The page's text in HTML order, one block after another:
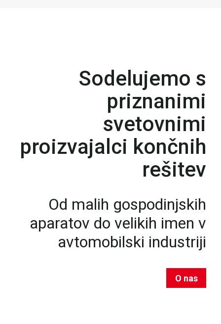
Sodelujemo s
priznanimi
svetovnimi
proizvajalci končnih
rešitev
Od malih gospodinjskih
aparatov do velikih imen v
avtomobilski industriji
O nas